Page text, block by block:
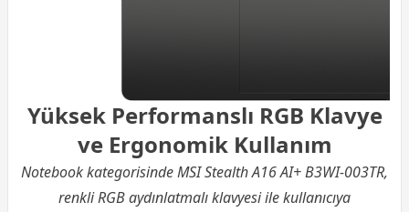
Yüksek Performanslı RGB Klavye
ve Ergonomik Kullanım
Notebook kategorisinde MSI Stealth A16 AI+ B3WI-003TR,
renkli RGB aydınlatmalı klavyesi ile kullanıcıya